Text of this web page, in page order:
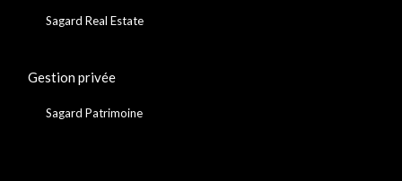
Sagard Real Estate
Gestion privée
Sagard Patrimoine